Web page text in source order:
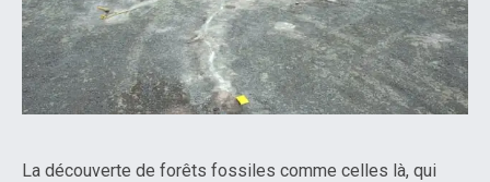
La découverte de forêts fossiles comme celles là, qui